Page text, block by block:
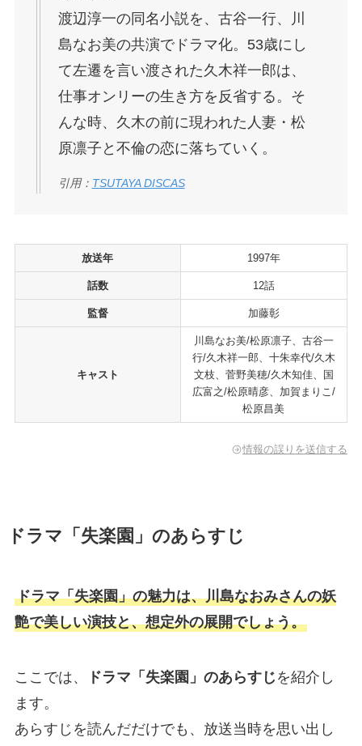
渡辺淳一の同名小説を、古谷一行、川
島なお美の共演でドラマ化。53歳にし
て左遷を言い渡された久木祥一郎は、
仕事オンリーの生き方を反省する。そ
んな時、久木の前に現われた人妻・松
原凛子と不倫の恋に落ちていく。
引用： TSUTAYA DISCAS
放送年 1997年
話数 12話
監督 加藤彰
キャスト
川島なお美/松原凛子、古谷一
行/久木祥一郎、十朱幸代/久木
文枝、菅野美穂/久木知佳、国
広富之/松原晴彦、加賀まりこ/
松原昌美
情報の誤りを送信する
ドラマ「失楽園」のあらすじ
ドラマ「失楽園」の魅力は、川島なおみさんの妖
艶で美しい演技と、想定外の展開でしょう。
ここでは、 ドラマ「失楽園」のあらすじ を紹介し
ます。
あらすじを読んだだけでも、放送当時を思い出し